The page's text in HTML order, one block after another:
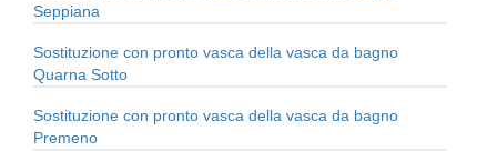
Seppiana
Sostituzione con pronto vasca della vasca da bagno
Quarna Sotto
Sostituzione con pronto vasca della vasca da bagno
Premeno